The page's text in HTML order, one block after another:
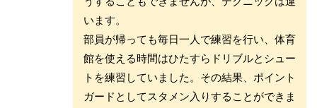
います。
部員が帰っても毎日一人で練習を行い、体育
館を使える時間はひたすらドリブルとシュー
トを練習していました。その結果、ポイント
ガードとしてスタメン入りすることができま